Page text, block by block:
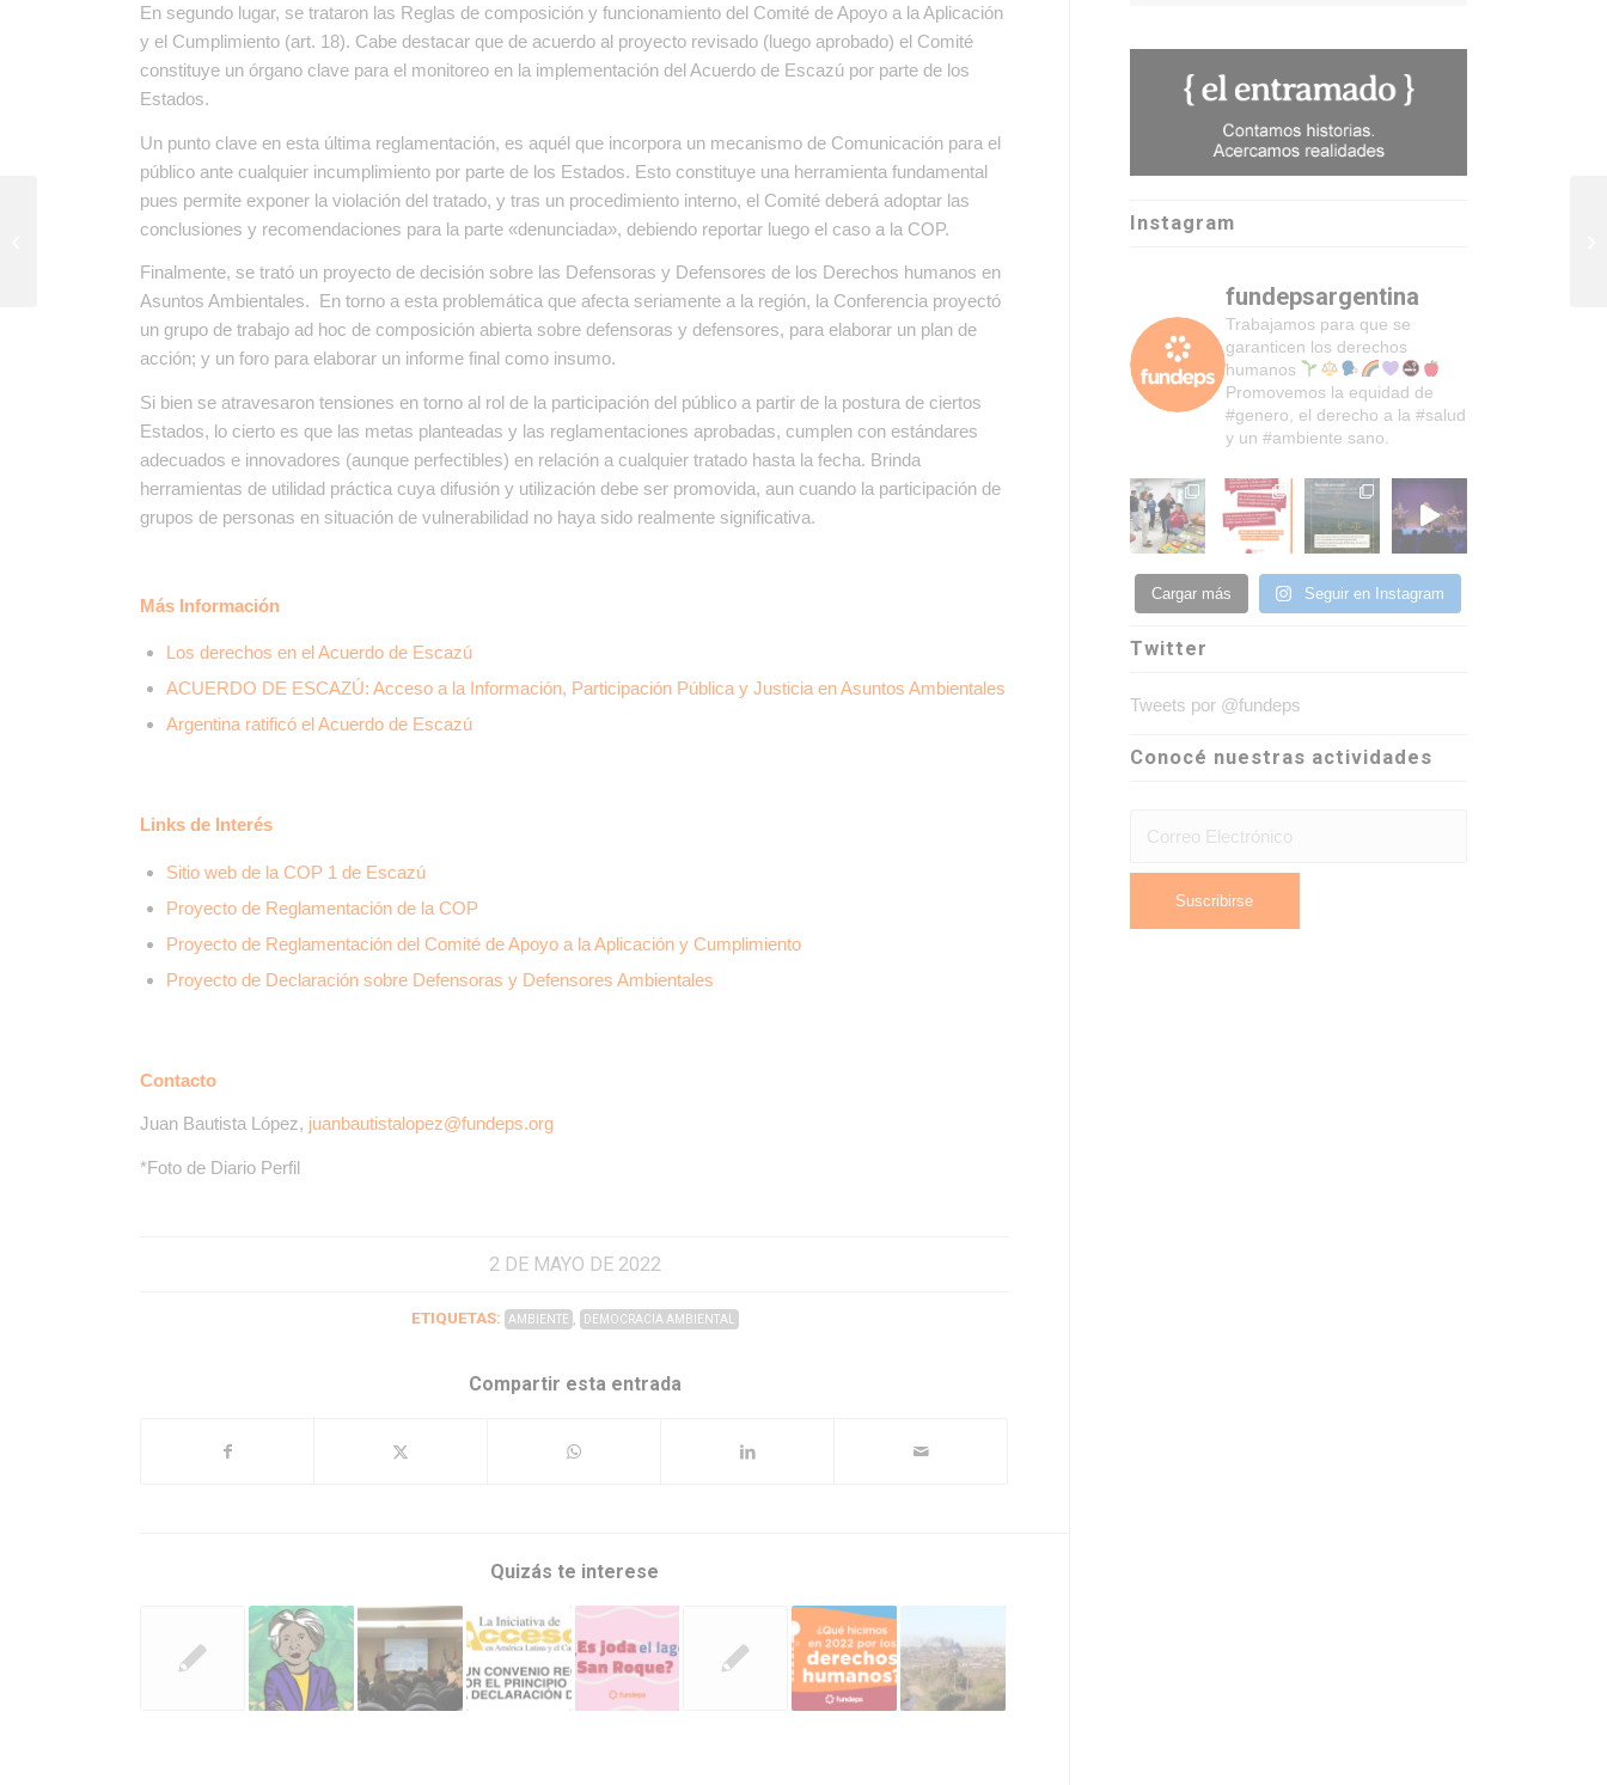
En segundo lugar, se trataron las Reglas de composición y funcionamiento del Comité de Apoyo a la Aplicación
y el Cumplimiento (art. 18). Cabe destacar que de acuerdo al proyecto revisado (luego aprobado) el Comité
constituye un órgano clave para el monitoreo en la implementación del Acuerdo de Escazú por parte de los
Estados.
Un punto clave en esta última reglamentación, es aquél que incorpora un mecanismo de Comunicación para el
público ante cualquier incumplimiento por parte de los Estados. Esto constituye una herramienta fundamental
pues permite exponer la violación del tratado, y tras un procedimiento interno, el Comité deberá adoptar las
conclusiones y recomendaciones para la parte «denunciada», debiendo reportar luego el caso a la COP.
Finalmente, se trató un proyecto de decisión sobre las Defensoras y Defensores de los Derechos humanos en
Asuntos Ambientales. En torno a esta problemática que afecta seriamente a la región, la Conferencia proyectó
un grupo de trabajo ad hoc de composición abierta sobre defensoras y defensores, para elaborar un plan de
acción; y un foro para elaborar un informe final como insumo.
Si bien se atravesaron tensiones en torno al rol de la participación del público a partir de la postura de ciertos
Estados, lo cierto es que las metas planteadas y las reglamentaciones aprobadas, cumplen con estándares
adecuados e innovadores (aunque perfectibles) en relación a cualquier tratado hasta la fecha. Brinda
herramientas de utilidad práctica cuya difusión y utilización debe ser promovida, aun cuando la participación de
grupos de personas en situación de vulnerabilidad no haya sido realmente significativa.
Más Información
Los derechos en el Acuerdo de Escazú
ACUERDO DE ESCAZÚ: Acceso a la Información, Participación Pública y Justicia en Asuntos Ambientales
Argentina ratificó el Acuerdo de Escazú
Links de Interés
Sitio web de la COP 1 de Escazú
Proyecto de Reglamentación de la COP
Proyecto de Reglamentación del Comité de Apoyo a la Aplicación y Cumplimiento
Proyecto de Declaración sobre Defensoras y Defensores Ambientales
Contacto
Juan Bautista López, juanbautistalopez@fundeps.org
*Foto de Diario Perfil
2 DE MAYO DE 2022
ETIQUETAS: AMBIENTE , DEMOCRACIA AMBIENTAL
Compartir esta entrada
Quizás te interese
Instagram
fundepsargentina
Trabajamos para que se
garanticen los derechos
humanos
Promovemos la equidad de
#genero, el derecho a la #salud
y un #ambiente sano.
Cargar más Seguir en Instagram
Twitter
Tweets por @fundeps
Conocé nuestras actividades
Firmá y exigí Chau